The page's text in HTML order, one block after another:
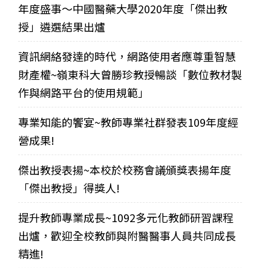
年度盛事～中國醫藥大學2020年度「傑出教
授」遴選結果出爐
資訊網絡發達的時代，網路使用者應尊重智慧
財產權~嶺東科大曾勝珍教授暢談「數位教材製
作與網路平台的使用規範」
專業知能的饗宴~教師專業社群發表109年度經
營成果!
傑出教授表揚~本校於校務會議頒獎表揚年度
「傑出教授」得獎人!
提升教師專業成長~1092多元化教師研習課程
出爐，歡迎全校教師與附醫醫事人員共同成長
精進!